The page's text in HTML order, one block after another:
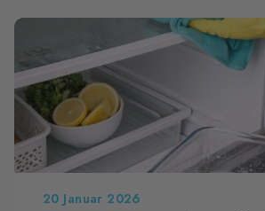
20 Januar 2026